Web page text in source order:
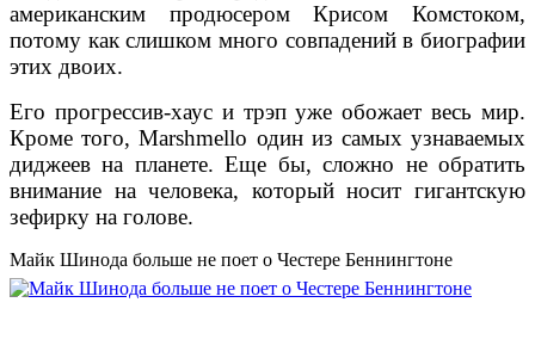
американским продюсером Крисом Комстоком,
потому как слишком много совпадений в биографии
этих двоих.
Его прогрессив-хаус и трэп уже обожает весь мир.
Кроме того, Marshmello один из самых узнаваемых
диджеев на планете. Еще бы, сложно не обратить
внимание на человека, который носит гигантскую
зефирку на голове.
Майк Шинода больше не поет о Честере Беннингтоне